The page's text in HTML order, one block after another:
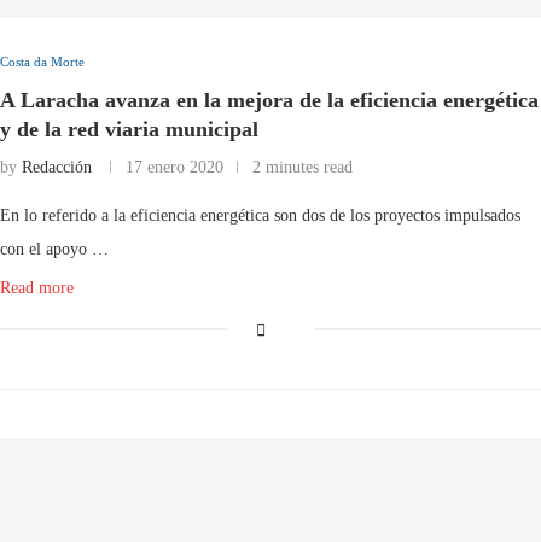
Costa da Morte
A Laracha avanza en la mejora de la eficiencia energética
y de la red viaria municipal
by Redacción 17 enero 2020 2 minutes read
En lo referido a la eficiencia energética son dos de los proyectos impulsados
con el apoyo …
Read more